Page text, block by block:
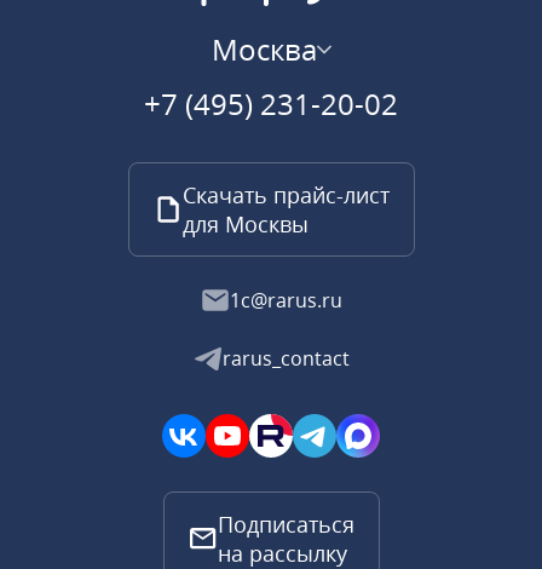
Москва
+7 (495) 231-20-02
Скачать прайс-лист
для Москвы
1c@rarus.ru
rarus_contact
Подписаться
на рассылку